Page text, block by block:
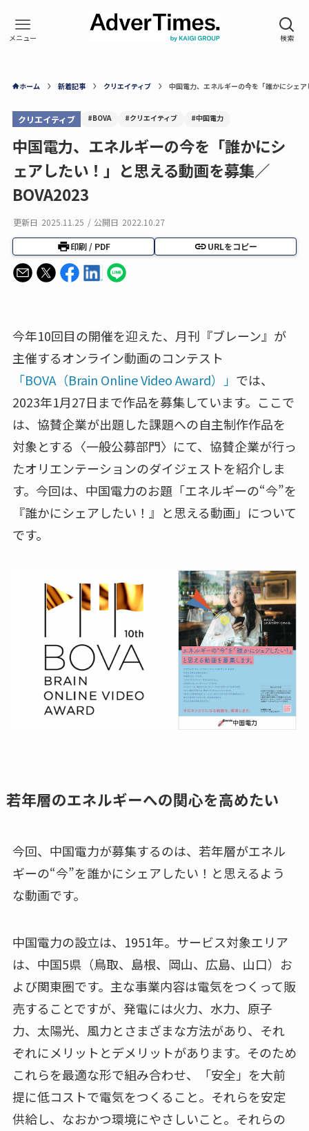
ホーム 新着記事 クリエイティブ 中国電力、エネルギーの今を「誰かにシェ
クリエイティブ #BOVA #クリエイティブ #中国電力
中国電力、エネルギーの今を「誰かにシ
ェアしたい！」と思える動画を募集／
BOVA2023
更新日 2025.11.25 / 公開日 2022.10.27
印刷 / PDF URLをコピー
今年10回目の開催を迎えた、月刊『ブレーン』が
主催するオンライン動画のコンテスト
「BOVA（Brain Online Video Award）」 では、
2023年1月27日まで作品を募集しています。ここで
は、協賛企業が出題した課題への自主制作作品を
対象とする〈一般公募部門〉にて、協賛企業が行っ
たオリエンテーションのダイジェストを紹介しま
す。今回は、中国電力のお題「エネルギーの“今”を
『誰かにシェアしたい！』と思える動画」について
です。
若年層のエネルギーへの関心を高めたい
今回、中国電力が募集するのは、若年層がエネル
ギーの“今”を誰かにシェアしたい！と思えるよう
な動画です。
中国電力の設立は、1951年。サービス対象エリア
は、中国5県（鳥取、島根、岡山、広島、山口）お
よび関東圏です。主な事業内容は電気をつくって販
売することですが、発電には火力、水力、原子
力、太陽光、風力とさまざまな方法があり、それ
ぞれにメリットとデメリットがあります。そのため
これらを最適な形で組み合わせ、「安全」を大前
提に低コストで電気をつくること。それらを安定
供給し、なおかつ環境にやさしいこと。それらの